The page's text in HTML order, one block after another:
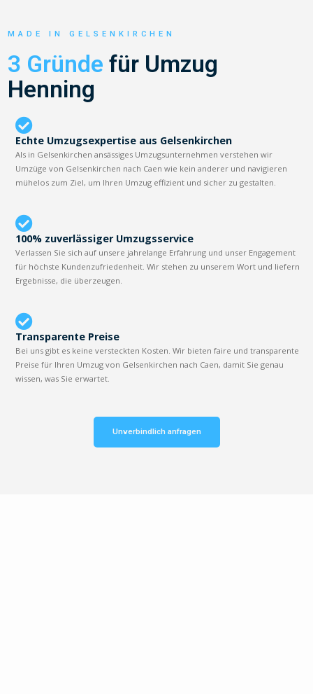
MADE IN GELSENKIRCHEN
3 Gründe für Umzug
Henning
Echte Umzugsexpertise aus Gelsenkirchen
Als in Gelsenkirchen ansässiges Umzugsunternehmen verstehen wir
Umzüge von Gelsenkirchen nach Caen wie kein anderer und navigieren
mühelos zum Ziel, um Ihren Umzug effizient und sicher zu gestalten.
100% zuverlässiger Umzugsservice
Verlassen Sie sich auf unsere jahrelange Erfahrung und unser Engagement
für höchste Kundenzufriedenheit. Wir stehen zu unserem Wort und liefern
Ergebnisse, die überzeugen.
Transparente Preise
Bei uns gibt es keine versteckten Kosten. Wir bieten faire und transparente
Preise für Ihren Umzug von Gelsenkirchen nach Caen, damit Sie genau
wissen, was Sie erwartet.
Unverbindlich anfragen